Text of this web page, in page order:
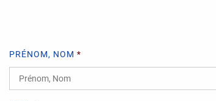
PRÉNOM, NOM *